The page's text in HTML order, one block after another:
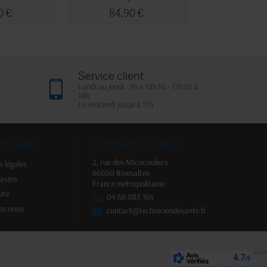
€
84,90 €
Service client
Lundi au jeudi : 9h à 12h30 - 13h30 à
18h
Le vendredi jusqu'à 17h
légales
nous
Contactez-nous
2, rue des Micocouliers
66600 Rivesaltes
France métropolitaine
04 68 083 164
contact@techniciendesante.fr